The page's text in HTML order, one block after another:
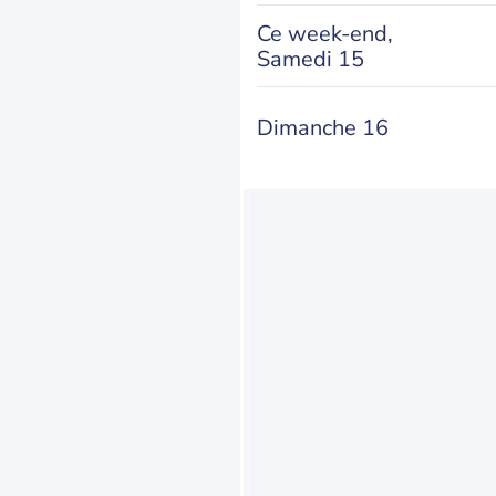
Ce week-end,
Samedi 15
Dimanche 16